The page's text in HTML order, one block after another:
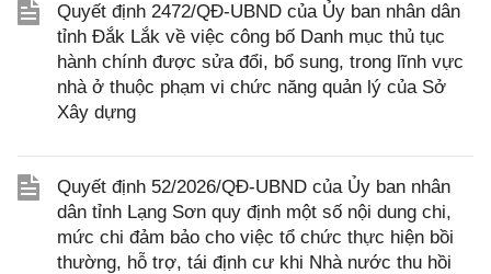
Quyết định 2472/QĐ-UBND của Ủy ban nhân dân
tỉnh Đắk Lắk về việc công bố Danh mục thủ tục
hành chính được sửa đổi, bổ sung, trong lĩnh vực
nhà ở thuộc phạm vi chức năng quản lý của Sở
Xây dựng
Quyết định 52/2026/QĐ-UBND của Ủy ban nhân
dân tỉnh Lạng Sơn quy định một số nội dung chi,
mức chi đảm bảo cho việc tổ chức thực hiện bồi
thường, hỗ trợ, tái định cư khi Nhà nước thu hồi